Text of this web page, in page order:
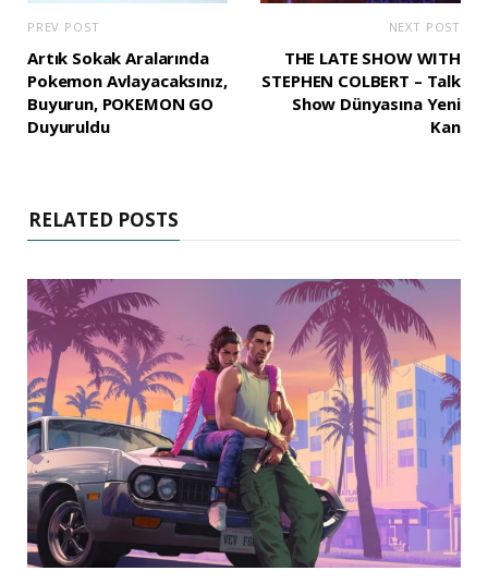
PREV POST
Artık Sokak Aralarında
Pokemon Avlayacaksınız,
Buyurun, POKEMON GO
Duyuruldu
NEXT POST
THE LATE SHOW WITH
STEPHEN COLBERT – Talk
Show Dünyasına Yeni
Kan
RELATED POSTS